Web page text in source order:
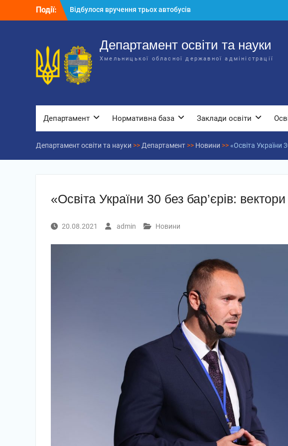
Події:
Відбулося вручення трьох автобусів
для потреб закладів освіти
Департаменту освіти та науки обласної
державної адміністрації
Відбулась обласна нарада для
відповідальних за національно-
патріотичне виховання
Департамент освіти та науки
Хмельницької обласної державної адміністрації
Департамент Нормативна база Заклади освіти
Департамент освіти та науки >> Департамент >> Новини >> «Освіта України
«Освіта України 30 без бар’єрів: вектори
20.08.2021 admin Новини